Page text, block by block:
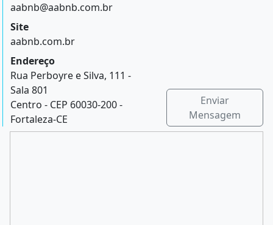
aabnb@aabnb.com.br
Site
aabnb.com.br
Endereço
Rua Perboyre e Silva, 111 -
Sala 801
Centro - CEP 60030-200 -
Fortaleza-CE
Enviar
Mensagem